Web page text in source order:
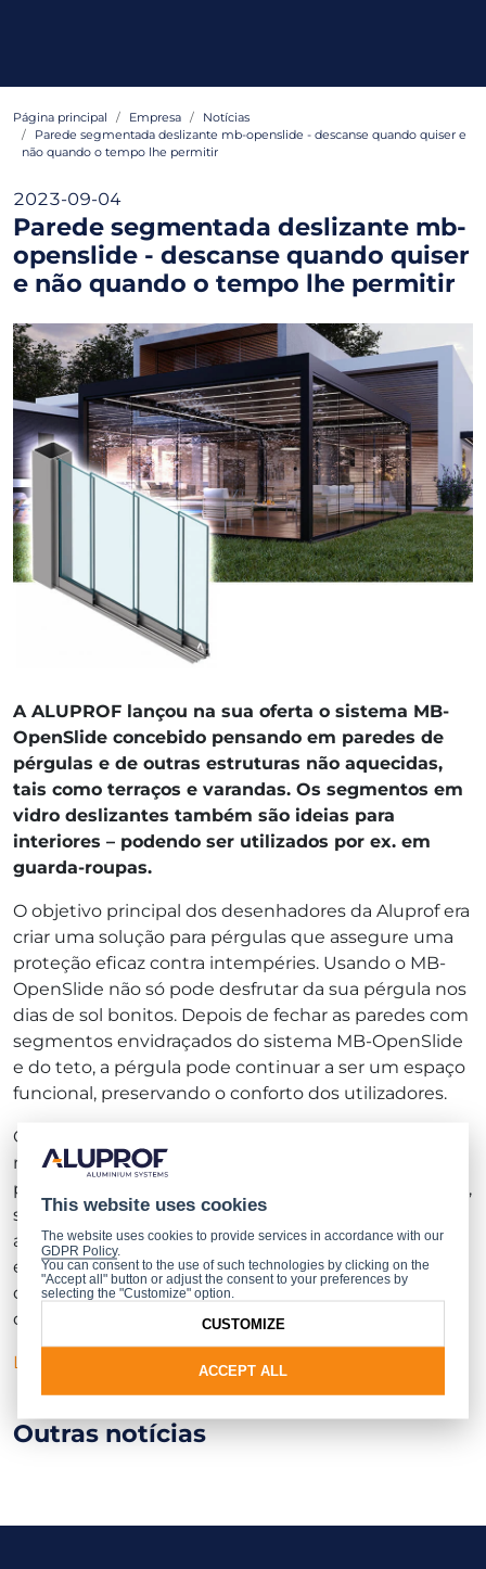
Página principal Empresa
Notícias
Parede segmentada deslizante mb-openslide - descanse quando quiser e
não quando o tempo lhe permitir
2023-09-04
Parede segmentada deslizante mb-
openslide - descanse quando quiser
e não quando o tempo lhe permitir
A ALUPROF lançou na sua oferta o sistema MB-
OpenSlide concebido pensando em paredes de
pérgulas e de outras estruturas não aquecidas,
tais como terraços e varandas. Os segmentos em
vidro deslizantes também são ideias para
interiores – podendo ser utilizados por ex. em
guarda-roupas.
O objetivo principal dos desenhadores da Aluprof era
criar uma solução para pérgulas que assegure uma
proteção eficaz contra intempéries. Usando o MB-
OpenSlide não só pode desfrutar da sua pérgula nos
dias de sol bonitos. Depois de fechar as paredes com
segmentos envidraçados do sistema MB-OpenSlide
e do teto, a pérgula pode continuar a ser um espaço
funcional, preservando o conforto dos utilizadores.
O sistema permite criar paredes estéticas e
modernas, compostas de folhas de correr, que
podem, em função da quantidade e da configuração,
ser movidas para um lado ou simetricamente para
ambos os lados. Uma grande vantagem do produto
é a geometria singular do carril que previne a saída
da folha, garantindo assim a utilização confortável e
desembaraçada do sistema.
Ler mais
Outras notícias
This website uses cookies
The website uses cookies to provide services in accordance with our
GDPR Policy.
You can consent to the use of such technologies by clicking on the
"Accept all" button or adjust the consent to your preferences by
selecting the "Customize" option.
ACCEPT ALL
CUSTOMIZE